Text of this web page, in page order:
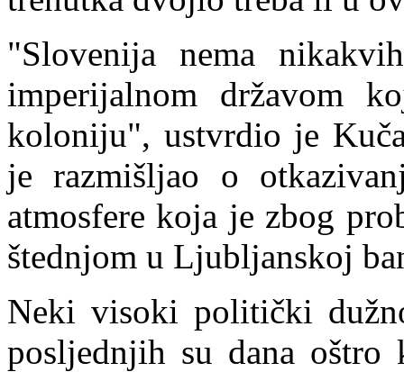
"Slovenija nema
imperijalnom državom
koloniju", ustvrdio je
je razmišljao o
atmosfere koja je zbog
štednjom u Ljubljanskoj
Neki visoki politički
posljednjih su dana oštro